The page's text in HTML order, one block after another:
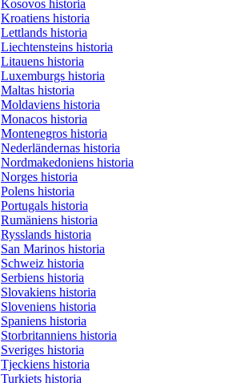
Kosovos historia
Kroatiens historia
Lettlands historia
Liechtensteins historia
Litauens historia
Luxemburgs historia
Maltas historia
Moldaviens historia
Monacos historia
Montenegros historia
Nederländernas historia
Nordmakedoniens historia
Norges historia
Polens historia
Portugals historia
Rumäniens historia
Rysslands historia
San Marinos historia
Schweiz historia
Serbiens historia
Slovakiens historia
Sloveniens historia
Spaniens historia
Storbritanniens historia
Sveriges historia
Tjeckiens historia
Turkiets historia